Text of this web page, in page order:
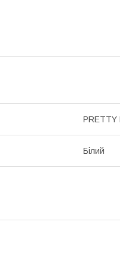
PRETTY
Білий